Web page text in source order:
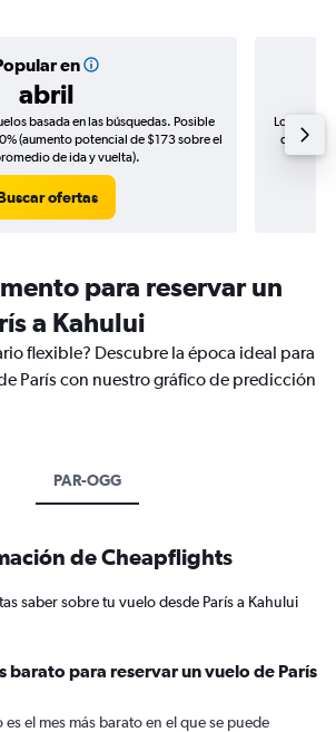
en
abril
basada en las búsquedas. Posible
(aumento potencial de $173 sobre el
de ida y vuelta).
ofertas
Los
de
para reservar un
a Kahului
flexible? Descubre la época ideal para
París con nuestro gráfico de predicción
PAR-OGG
de Cheapflights
saber sobre tu vuelo desde París a Kahului
barato para reservar un vuelo de París
el mes más barato en el que se puede